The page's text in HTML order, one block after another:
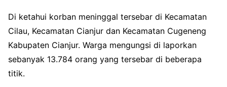
Di ketahui korban meninggal tersebar di Kecamatan
Cilau, Kecamatan Cianjur dan Kecamatan Cugeneng
Kabupaten Cianjur. Warga mengungsi di laporkan
sebanyak 13.784 orang yang tersebar di beberapa
titik.